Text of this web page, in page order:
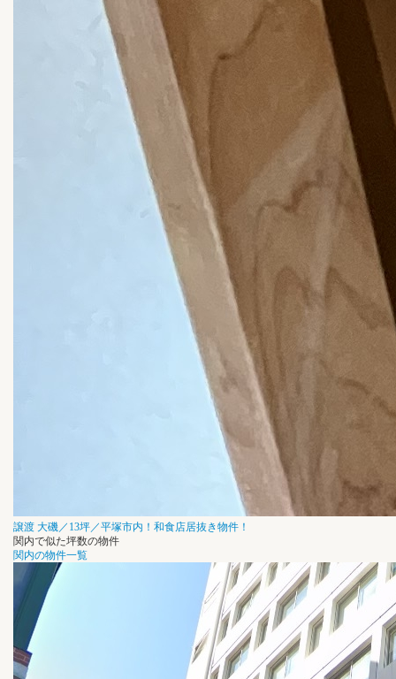
譲渡 大磯／13坪／平塚市内！和食店居抜き物件！
関内で似た坪数の物件
関内の物件一覧